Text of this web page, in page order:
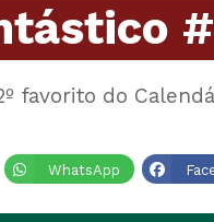
favorito do
WhatsApp